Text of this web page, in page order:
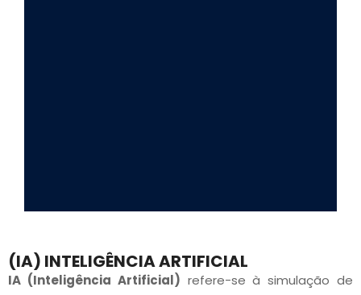
(IA) INTELIGÊNCIA ARTIFICIAL
IA (Inteligência Artificial) refere-se à simulação de